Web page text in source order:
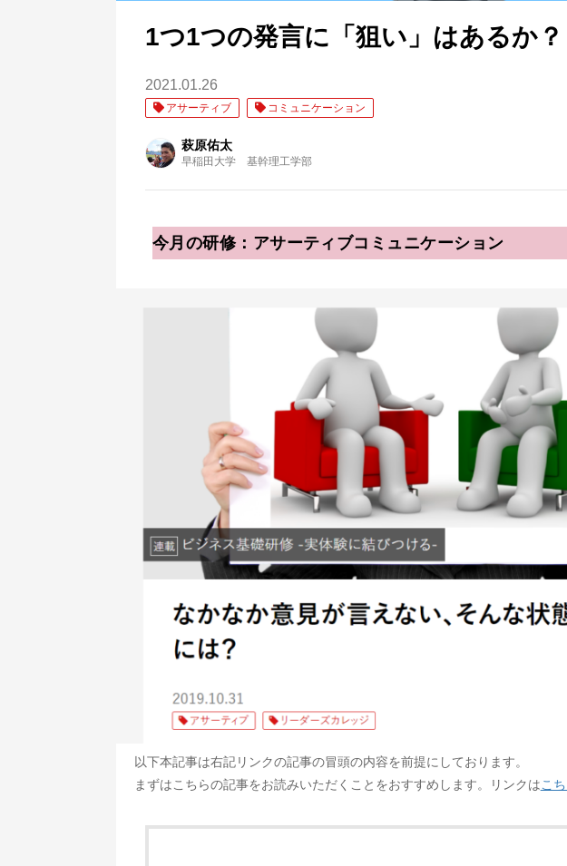
1つ1つの発言に「狙い」はあるか？
2021.01.26
アサーティブ コミュニケーション
萩原佑太
早稲田大学 基幹理工学部
今月の研修：アサーティブコミュニケーション
以下本記事は右記リンクの記事の冒頭の内容を前提にしております。
まずはこちらの記事をお読みいただくことをおすすめします。リンクはこ